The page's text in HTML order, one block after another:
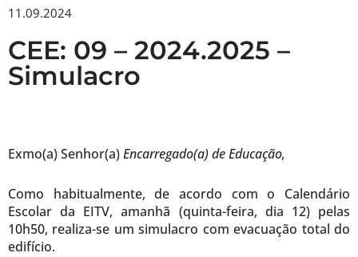
11.09.2024
CEE: 09 – 2024.2025 –
Simulacro
Exmo(a) Senhor(a)Encarregado(a) de Educação,
Como habitualmente, de acordo com o Calendário
Escolar da EITV, amanhã (quinta-feira, dia 12) pelas
10h50, realiza-se um simulacro com evacuação total do
edifício.